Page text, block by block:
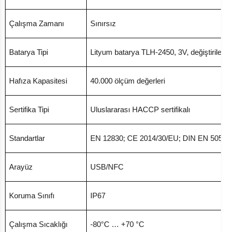
Çalışma Zamanı Sınırsız
Batarya Tipi Lityum batarya TLH-2450, 3V,
Hafıza Kapasitesi 40.000 ölçüm değerleri
Sertifika Tipi Uluslararası HACCP sertifikalı
Standartlar EN 12830; CE 2014/30/EU; DIN EN
Arayüz USB/NFC
Koruma Sınıfı IP67
Çalışma Sıcaklığı -80°C … +70 °C